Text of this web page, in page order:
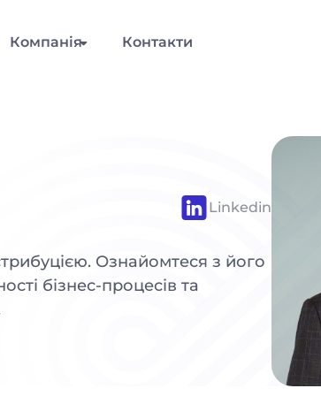
Компанія Контакти
Linkedin
Ознайомтеся з його
бізнес-процесів та